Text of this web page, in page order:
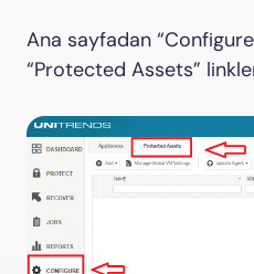
Ana sayfadan
“Protected Assets”